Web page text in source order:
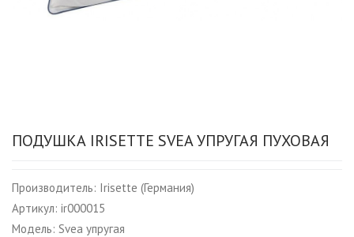
ПОДУШКА IRISETTE SVEA УПРУГАЯ ПУХОВАЯ
Производитель: Irisette (Германия)
Артикул: ir000015
Модель: Svea упругая